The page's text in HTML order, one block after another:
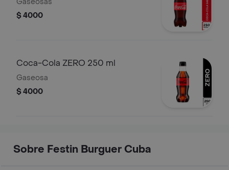
$ 4000
Coca-Cola ZERO 250 ml
Gaseosa
$ 4000
Sobre Festin Burguer Cuba